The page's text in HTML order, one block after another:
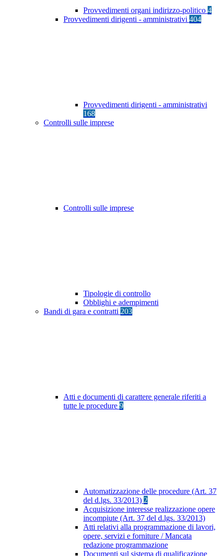
Provvedimenti organi indirizzo-politico 4
Provvedimenti dirigenti - amministrativi 404
Provvedimenti dirigenti - amministrativi
168
Controlli sulle imprese
Controlli sulle imprese
Tipologie di controllo
Obblighi e adempimenti
Bandi di gara e contratti 203
Atti e documenti di carattere generale riferiti a
tutte le procedure 9
Automatizzazione delle procedure (Art. 37
del d.lgs. 33/2013) 2
Acquisizione interesse realizzazione opere
incompiute (Art. 37 del d.lgs. 33/2013)
Atti relativi alla programmazione di lavori,
opere, servizi e forniture / Mancata
redazione programmazione
Documenti sul sistema di qualificazione